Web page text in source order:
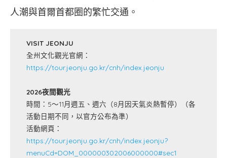
人潮與首爾首都圈的繁忙交通。
VISIT JEONJU
全州文化觀光官網：
https://tour.jeonju.go.kr/cnh/index.jeonju
2026夜間觀光
時間：5～11月週五、週六（8月因天氣炎熱暫停）（各
活動日期不同，以官方公布為準）
活動網頁：
https://tour.jeonju.go.kr/cnh/index.jeonju?
menuCd=DOM_000000302006000000#sec1